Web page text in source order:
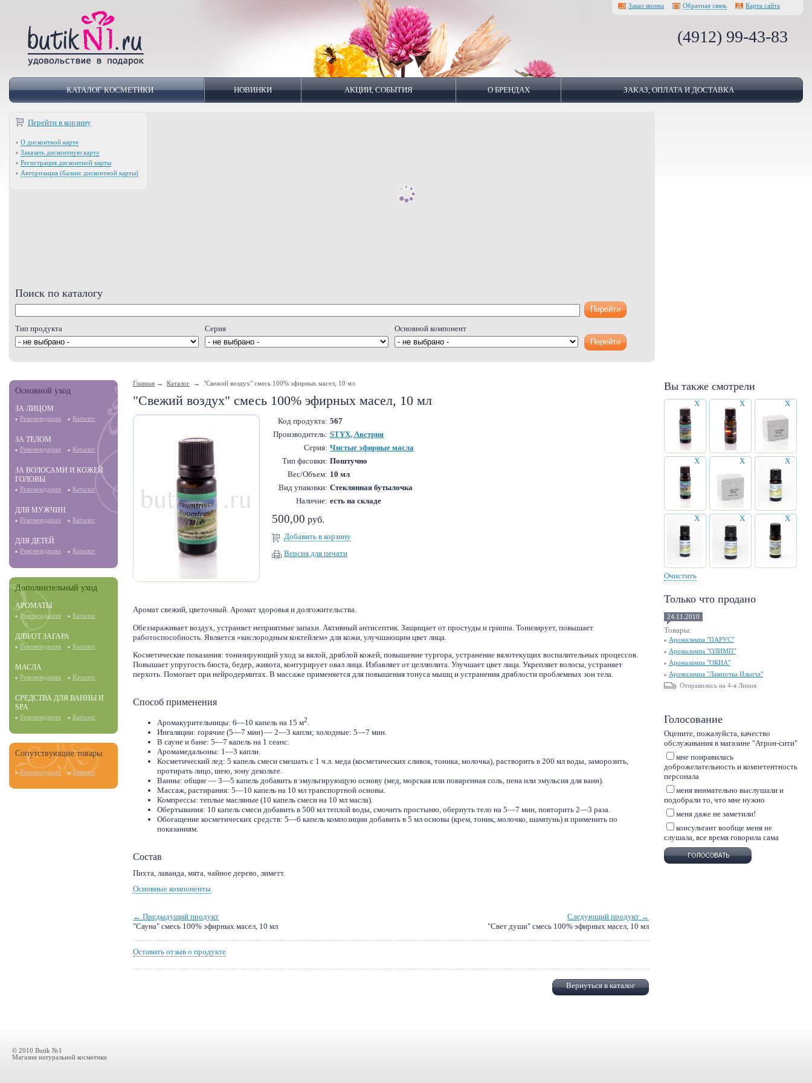
Заказ звонка Обратная связь Карта сайта
(4912) 99-43-83
КАТАЛОГ КОСМЕТИКИ НОВИНКИ АКЦИИ, СОБЫТИЯ О БРЕНДАХ ЗАКАЗ, ОПЛАТА И ДОСТАВКА
Перейти в корзину
О дисконтной карте
Заказать дисконтную карту
Регистрация дисконтной карты
Авторизация (баланс дисконтной карты)
Поиск по каталогу
Тип продукта Серия Основной компонент
Основной уход
ЗА ЛИЦОМ
Рекомендации Каталог
ЗА ТЕЛОМ
Рекомендации Каталог
ЗА ВОЛОСАМИ И КОЖЕЙ
ГОЛОВЫ
Рекомендации Каталог
ДЛЯ МУЖЧИН
Рекомендации Каталог
ДЛЯ ДЕТЕЙ
Рекомендации Каталог
Дополнительный уход
АРОМАТЫ
Рекомендации Каталог
ДЛЯ/ОТ ЗАГАРА
Рекомендации Каталог
МАСЛА
Рекомендации Каталог
СРЕДСТВА ДЛЯ ВАННЫ И
SPA
Рекомендации Каталог
Сопутствующие товары
Рекомендации Каталог
Главная → Каталог → "Свежий воздух" смесь 100% эфирных масел, 10 мл
"Свежий воздух" смесь 100% эфирных масел, 10 мл
Код продукта: 567
Производитель: STYX, Австрия
Серия: Чистые эфирные масла
Тип фасовки: Поштучно
Вес/Объем: 10 мл
Вид упаковки: Стеклянная бутылочка
Наличие: есть на складе
500,00 руб.
Добавить в корзину
Версия для печати
Аромат свежий, цветочный. Аромат здоровья и долгожительства.
Обеззараживает воздух, устраняет неприятные запахи. Активный антисептик. Защищает от простуды и гриппа. Тонизирует, повышает
работоспособность. Является «кислородным коктейлем» для кожи, улучшающим цвет лица.
Косметические показания: тонизирующий уход за вялой, дряблой кожей, повышение тургора, устранение вялотекущих воспалительных процессов.
Повышает упругость бюста, бедер, живота, контурирует овал лица. Избавляет от целлюлита. Улучшает цвет лица. Укрепляет волосы, устраняет
перхоть. Помогает при нейродермитах. В массаже применяется для повышения тонуса мышц и устранения дряблости проблемных зон тела.
Способ применения
Аромакурительницы: 6—10 капель на 15 м2.
Ингаляции: горячие (5—7 мин) — 2—3 капли; холодные: 5—7 мин.
В сауне и бане: 5—7 капель на 1 сеанс.
Аромамедальоны: 1—3 капли.
Косметический лед: 5 капель смеси смешать с 1 ч.л. меда (косметических сливок, тоника, молочка), растворить в 200 мл воды, заморозить,
протирать лицо, шею, зону декольте.
Ванны: общие — 3—5 капель добавить в эмульгирующую основу (мед, морская или поваренная соль, пена или эмульсия для ванн).
Массаж, растирания: 5—10 капель на 10 мл транспортной основы.
Компрессы: теплые масляные (10 капель смеси на 10 мл масла).
Обертывания: 10 капель смеси добавить в 500 мл теплой воды, смочить простыню, обернуть тело на 5—7 мин, повторить 2—3 раза.
Обогащение косметических средств: 5—6 капель композиции добавить в 5 мл основы (крем, тоник, молочко, шампунь) и применить по
показаниям.
Состав
Пихта, лаванда, мята, чайное дерево, лиметт.
Основные компоненты
← Предыдущий продукт
"Сауна" смесь 100% эфирных масел, 10 мл
Следующий продукт →
"Свет души" смесь 100% эфирных масел, 10 мл
Оставить отзыв о продукте
Вернуться в каталог
Вы также смотрели
X X X
X X X
X X X
Очистить
Только что продано
24.11.2010
Товары:
Аромалампа "ПАРУС"
Аромалампа "ОЛИМП"
Аромалампа "ОКНА"
Аромалампа "Лампочка Ильича"
Отправились на 4-я Линия
Голосование
Оцените, пожалуйста, качество
обслуживания в магазине "Атрон-сити"
мне понравилась
доброжелательность и компетентность
персонала
меня внимательно выслушали и
подобрали то, что мне нужно
меня даже не заметили!
консультант вообще меня не
слушала, все время говорила сама
© 2010 Butik №1
Магазин натуральной косметики